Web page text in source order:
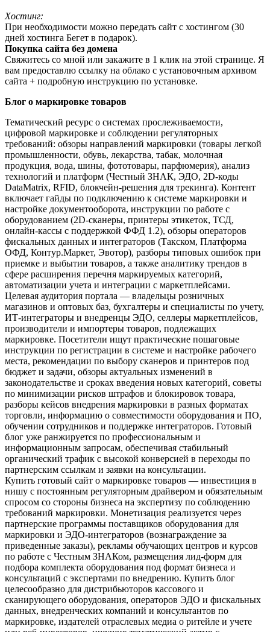
Хостинг:
При необходимости можно передать сайт с хостингом (30
дней хостинга Бегет в подарок).
Покупка сайта без домена
Свяжитесь со мной или закажите в 1 клик на этой странице. Я
вам предоставлю ссылку на облако с установочным архивом
сайта + подробную инструкцию по установке.
Блог о маркировке товаров
Тематический ресурс о системах прослеживаемости,
цифровой маркировке и соблюдении регуляторных
требований: обзоры направлений маркировки (товары легкой
промышленности, обувь, лекарства, табак, молочная
продукция, вода, шины, фототовары, парфюмерия), анализ
технологий и платформ (Честный ЗНАК, ЭДО, 2D-коды
DataMatrix, RFID, блокчейн-решения для трекинга). Контент
включает гайды по подключению к системе маркировки и
настройке документооборота, инструкции по работе с
оборудованием (2D-сканеры, принтеры этикеток, ТСД,
онлайн-кассы с поддержкой ФФД 1.2), обзоры операторов
фискальных данных и интеграторов (Такском, Платформа
ОФД, Контур.Маркет, Эвотор), разборы типовых ошибок при
приемке и выбытии товаров, а также аналитику трендов в
сфере расширения перечня маркируемых категорий,
автоматизации учета и интеграции с маркетплейсами.
Целевая аудитория портала — владельцы розничных
магазинов и оптовых баз, бухгалтеры и специалисты по учету,
ИТ-интеграторы и внедренцы ЭДО, селлеры маркетплейсов,
производители и импортеры товаров, подлежащих
маркировке. Посетители ищут практические пошаговые
инструкции по регистрации в системе и настройке рабочего
места, рекомендации по выбору сканеров и принтеров под
бюджет и задачи, обзоры актуальных изменений в
законодательстве и сроках введения новых категорий, советы
по минимизации рисков штрафов и блокировок товара,
разборы кейсов внедрения маркировки в разных форматах
торговли, информацию о совместимости оборудования и ПО,
обучении сотрудников и поддержке интеграторов. Готовый
блог уже ранжируется по профессиональным и
информационным запросам, обеспечивая стабильный
органический трафик с высокой конверсией в переходы по
партнерским ссылкам и заявки на консультации.
Купить готовый сайт о маркировке товаров — инвестиция в
нишу с постоянным регуляторным драйвером и обязательным
спросом со стороны бизнеса на экспертизу по соблюдению
требований маркировки. Монетизация реализуется через
партнерские программы поставщиков оборудования для
маркировки и ЭДО-интеграторов (вознаграждение за
приведенные заказы), рекламы обучающих центров и курсов
по работе с Честным ЗНАКом, размещения лид-форм для
подбора комплекта оборудования под формат бизнеса и
консультаций с экспертами по внедрению. Купить блог
целесообразно для дистрибьюторов кассового и
сканирующего оборудования, операторов ЭДО и фискальных
данных, внедренческих компаний и консультантов по
маркировке, издателей отраслевых медиа о ритейле и учете